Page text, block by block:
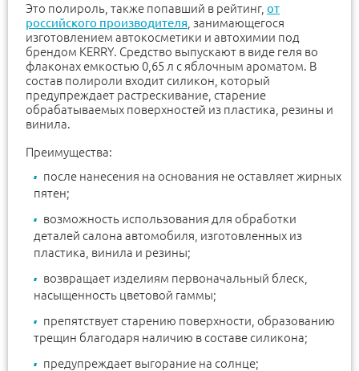
Это полироль, также попавший в рейтинг, от
российского производителя , занимающегося
изготовлением автокосметики и автохимии под
брендом KERRY. Средство выпускают в виде геля во
флаконах емкостью 0,65 л с яблочным ароматом. В
состав полироли входит силикон, который
предупреждает растрескивание, старение
обрабатываемых поверхностей из пластика, резины и
винила.
Преимущества:
после нанесения на основания не оставляет жирных
пятен;
возможность использования для обработки
деталей салона автомобиля, изготовленных из
пластика, винила и резины;
возвращает изделиям первоначальный блеск,
насыщенность цветовой гаммы;
препятствует старению поверхности, образованию
трещин благодаря наличию в составе силикона;
предупреждает выгорание на солнце;